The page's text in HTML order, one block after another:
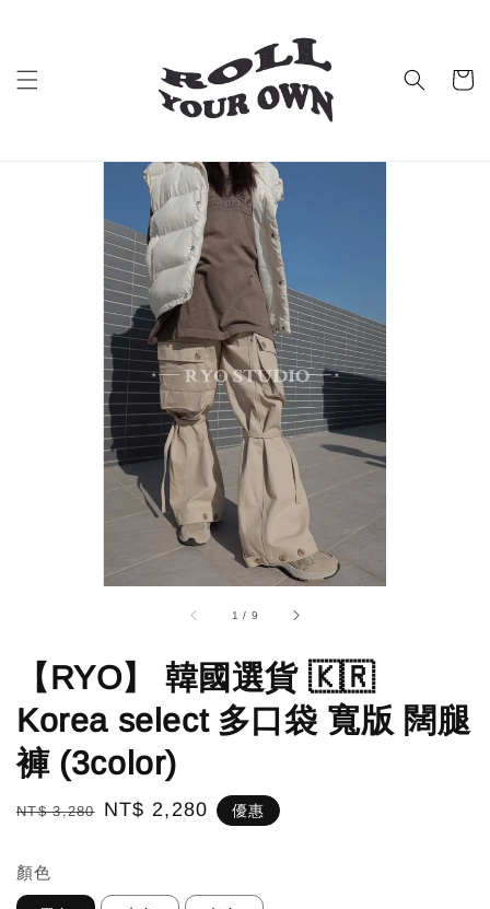
1 / 9
【RYO】 韓國選貨 🇰🇷
Korea select 多口袋 寬版 闊腿
褲 (3color)
Regular
NT$ 3,280
Sale
NT$ 2,280 優惠
顏色